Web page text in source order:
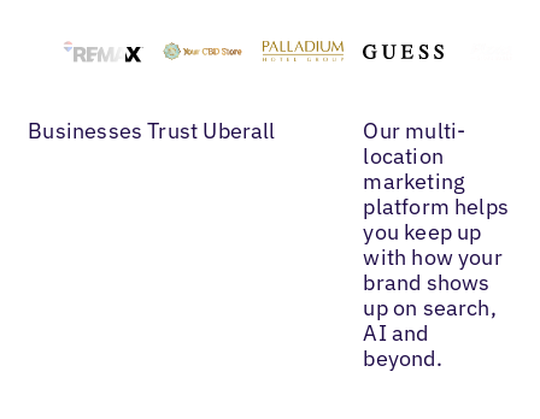
Businesses Trust Uberall
Our multi-
location
marketing
platform helps
you keep up
with how your
brand shows
up on search,
AI and
beyond.